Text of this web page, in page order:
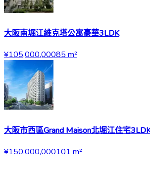
大阪南堀江維克塔公寓豪華3LDK
¥105,000,00085m²
大阪市西區Grand Maison北堀江住宅
¥150,000,000101 m²